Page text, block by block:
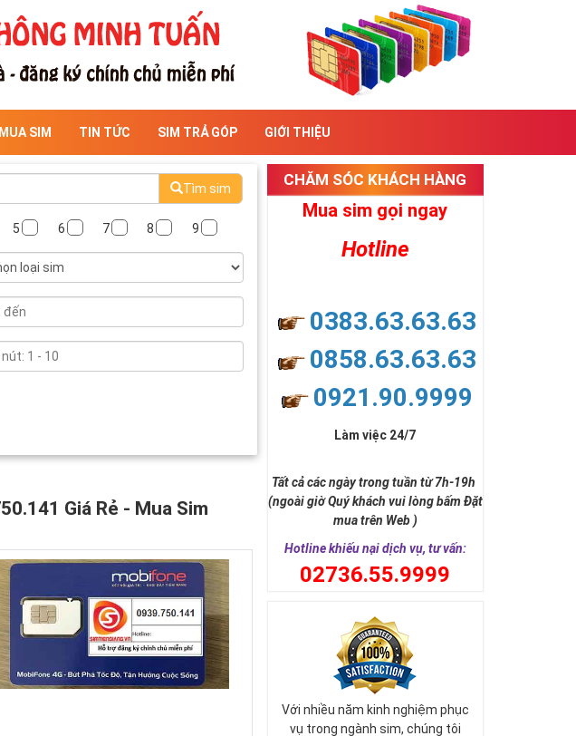
SIM TIN TỨC SIM TRẢ GÓP GIỚI THIỆU
Tìm sim
5 6 7 8 9
Giá Rẻ - Mua Sim
CHĂM SÓC KHÁCH HÀNG
Mua sim gọi ngay
Hotline
0383.63.63.63
0858.63.63.63
0921.90.9999
Làm việc 24/7
Tất cả các ngày trong tuần từ 7h-19h
(ngoài giờ Quý khách vui lòng bấm Đặt
mua trên Web )
Hotline khiếu nại dịch vụ, tư vấn:
02736.55.9999
Với nhiều năm kinh nghiệm phục
vụ trong ngành sim, chúng tôi